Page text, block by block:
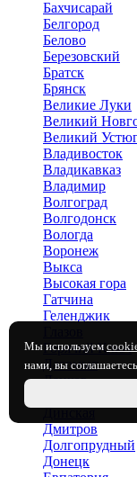
Мы используем
нами, вы
Бахчисарай
Белгород
Белово
Березовский
Братск
Брянск
Великие Луки
Великий
Великий
Владивосток
Владикавказ
Владимир
Волгоград
Волгодонск
Вологда
Воронеж
Выкса
Высокая гора
Гатчина
Геленджик
Горячий Ключ
Дагомыс
Данков
Динская
Дмитров
Долгопрудный
Донецк